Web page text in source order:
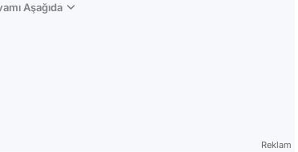
Aşağıda
Reklam